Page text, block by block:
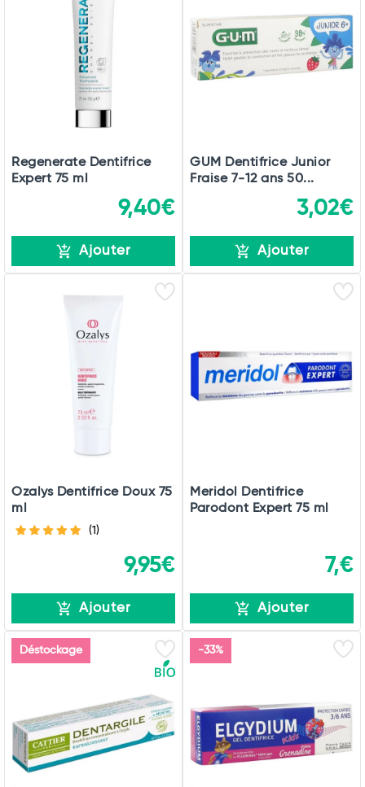
Regenerate Dentifrice
Expert 75 ml
9,40€
Ajouter
GUM Dentifrice Junior
Fraise 7-12 ans 50...
3,02€
Ajouter
Ozalys Dentifrice Doux 75
ml
(1)
9,95€
Ajouter
Meridol Dentifrice
Parodont Expert 75 ml
7,€
Ajouter
Déstockage -33%